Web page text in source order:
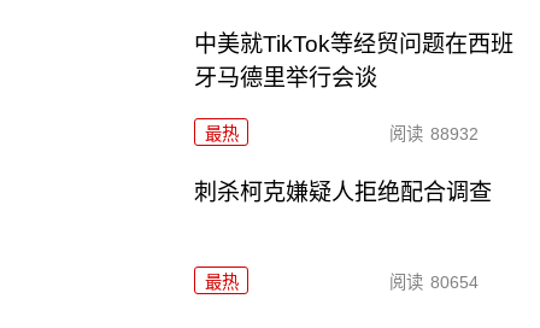
中美就TikTok等经贸问题在西班
牙马德里举行会谈
最热 阅读 88932
刺杀柯克嫌疑人拒绝配合调查
最热 阅读 80654